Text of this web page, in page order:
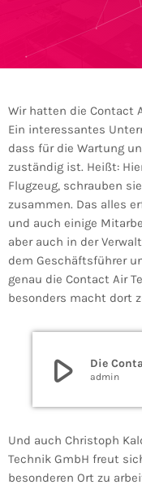
Wir hatten die Contact
Ein interessantes
dass für die Wartung
zuständig ist. Heißt:
Flugzeug, schrauben
zusammen. Das alles
und auch einige
aber auch in der
dem Geschäftsführer
genau die Contact Air
besonders macht dort
play_arrow Die
admin
Und auch Christoph
Technik GmbH freut
besonderen Ort zu